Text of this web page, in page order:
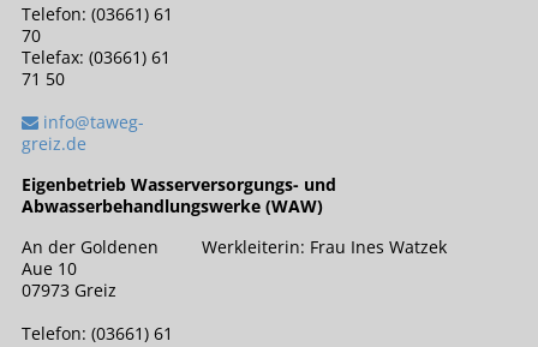
Telefon: (03661) 61
70
Telefax: (03661) 61
71 50
info@taweg-
greiz.de
Eigenbetrieb Wasserversorgungs- und
Abwasserbehandlungswerke (WAW)
An der Goldenen
Aue 10
07973 Greiz
Telefon: (03661) 61
Werkleiterin: Frau Ines Watzek